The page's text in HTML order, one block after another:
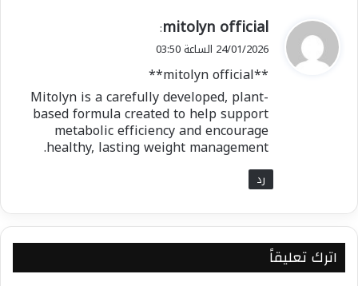
ي
ق
ل
mitolyn official
:
24/01/2026 الساعة 03:50
**mitolyn official**
Mitolyn is a carefully developed, plant-
based formula created to help support
metabolic efficiency and encourage
healthy, lasting weight management.
رد
اترك تعليقاً